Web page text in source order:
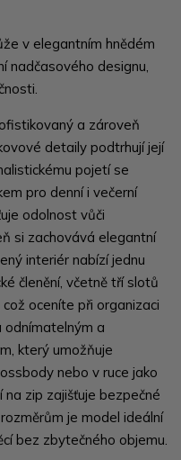
v elegantním hnědém
nadčasového designu,
a zároveň
detaily podtrhují její
pojetí se
pro denní i večerní
odolnost vůči
si zachovává elegantní
interiér nabízí jednu
členění, včetně tří slotů
oceníte při organizaci
odnímatelným a
který umožňuje
nebo v ruce jako
na zip zajišťuje bezpečné
je model ideální
bez zbytečného objemu.